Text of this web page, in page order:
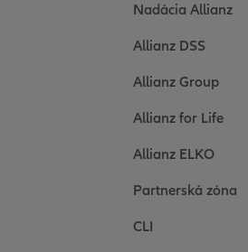
Nadácia Allianz
Allianz DSS
Allianz Group
Allianz for Life
Allianz ELKO
Partnerská zóna
CLI